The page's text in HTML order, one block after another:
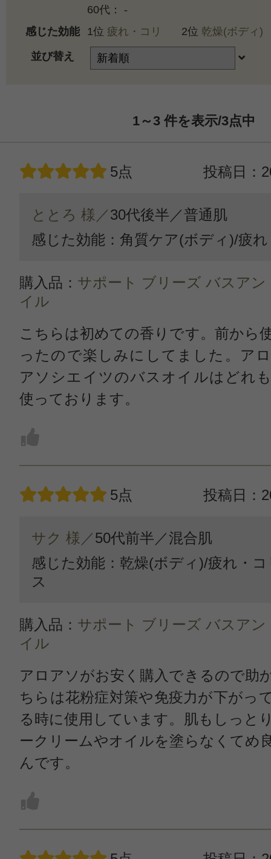
60代： -
感じた効能
1位 疲れ・コリ 2位 乾燥(ボディ)
並び替え
1～3件を表示/3点中
5点 投稿日：
ととろ 様／30代後半／普通肌
感じた効能：角質ケア(ボディ)/疲
購入品： サポート ブリーズ バスア
イル
こちらは初めての香りです。前から
ったので楽しみにしてました。ア
アソシエイツのバスオイルはどれ
使っております。
5点 投稿日：
サク 様／50代前半／混合肌
感じた効能：乾燥(ボディ)/疲れ・
ス
購入品： サポート ブリーズ バスア
イル
アロアソがお安く購入できるので助
ちらは花粉症対策や免疫力が下がっ
る時に使用しています。肌もしっと
ークリームやオイルを塗らなくてめ
んです。